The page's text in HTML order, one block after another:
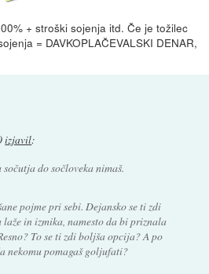
+ stroški sojenja itd. Če je tožilec
= DAVKOPLAČEVALSKI DENAR,
izjavil:
do sočloveka nimaš.
pojme pri sebi. Dejansko se ti zdi
laže in izmika, namesto da bi priznala
To se ti zdi boljša opcija? A po
nekomu pomagaš goljufati?